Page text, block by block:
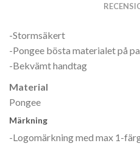
-Stormsäkert
-Pongee bösta materialet på
-Bekvämt handtag
Material
Pongee
Märkning
-Logomärkning med max 1-